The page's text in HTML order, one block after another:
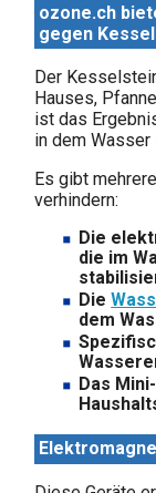
ozone.ch
gegen
Der
Hauses,
ist das
in dem Wasser
Es gibt
verhindern:
Die
die im
Die
dem
Das